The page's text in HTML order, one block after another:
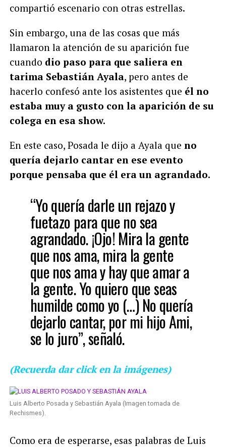
compartió escenario con otras estrellas.
Sin embargo, una de las cosas que más
llamaron la atención de su aparición fue
cuando dio paso para que saliera en
tarima Sebastián Ayala, pero antes de
hacerlo confesó ante los asistentes que él no
estaba muy a gusto con la aparición de su
colega en esa show.
En este caso, Posada le dijo a Ayala que no
quería dejarlo cantar en ese evento
porque pensaba que él era un agrandado.
“Yo quería darle un rejazo y
fuetazo para que no sea
agrandado. ¡Ojo! Mira la gente
que nos ama, mira la gente
que nos ama y hay que amar a
la gente. Yo quiero que seas
humilde como yo (…) No quería
dejarlo cantar, por mi hijo Ami,
se lo juro”, señaló.
(Recuerda dar click en la imágenes)
Luis Alberto Posada y Sebastián Ayala (Imagen tomada de
Rechismes).
Como era de esperarse, esas palabras de Luis